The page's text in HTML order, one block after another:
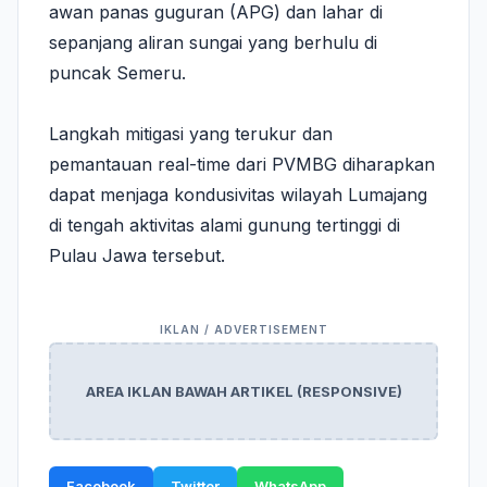
awan panas guguran (APG) dan lahar di
sepanjang aliran sungai yang berhulu di
puncak Semeru.
​Langkah mitigasi yang terukur dan
pemantauan real-time dari PVMBG diharapkan
dapat menjaga kondusivitas wilayah Lumajang
di tengah aktivitas alami gunung tertinggi di
Pulau Jawa tersebut.
AREA IKLAN BAWAH ARTIKEL (RESPONSIVE)